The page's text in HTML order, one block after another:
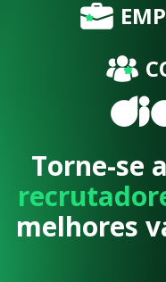
Torne-se
melhores